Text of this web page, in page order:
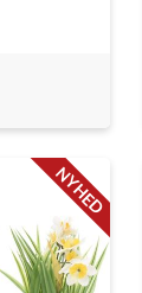
NYHED